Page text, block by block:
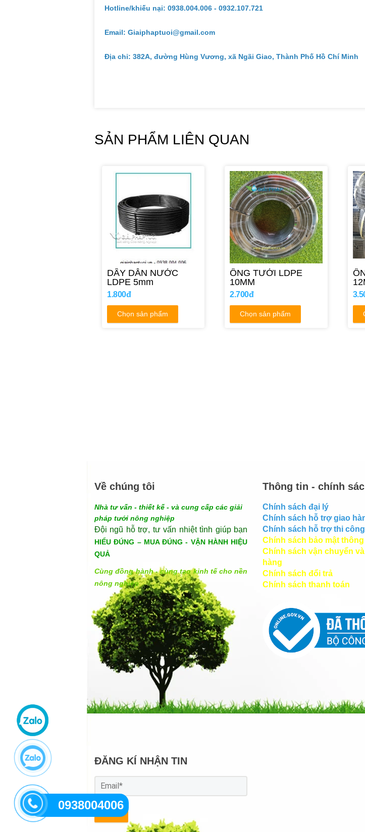
Hotline/khiếu nại: 0938.004.006 - 0932.107.721
Email: Giaiphaptuoi@gmail.com
Địa chỉ: 382A, đường Hùng Vương, xã Ngãi Giao, Thành Phố Hồ Chí Minh
SẢN PHẨM LIÊN QUAN
DÂY DẪN NƯỚC
LDPE 5mm
1.800đ
Chọn sản phẩm
ỐNG TƯỚI LDPE
10MM
2.700đ
Chọn sản phẩm
Về chúng tôi
Nhà tư vấn - thiết kế - và cung cấp các giải
pháp tưới nông nghiệp
Đội ngũ hỗ trợ, tư vấn nhiệt tình giúp bạn
HIỂU ĐÚNG – MUA ĐÚNG - VẬN HÀNH HIỆU
QUẢ
Cùng đồng hành - cùng tạo kinh tế cho nền
nông nghiệp
Thông tin - chính
Chính sách đại lý
Chính sách hỗ trợ giao
Chính sách hỗ trợ thi công
Chính sách bảo mật
Chính sách vận chuyển
hàng
Chính sách đổi trả
Chính sách thanh toán
ĐĂNG KÍ NHẬN TIN
0938004006